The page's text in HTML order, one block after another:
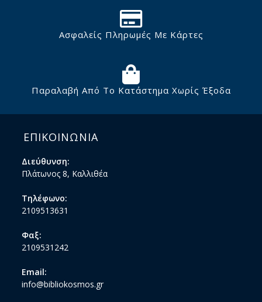
Ασφαλείς Πληρωμές Με Κάρτες
Παραλαβή Από Το Κατάστημα Χωρίς Έξοδα
ΕΠΙΚΟΙΝΩΝΙΑ
Διεύθυνση:
Πλάτωνος 8, Καλλιθέα
Τηλέφωνο:
2109513631
Φαξ:
2109531242
Email:
info@bibliokosmos.gr